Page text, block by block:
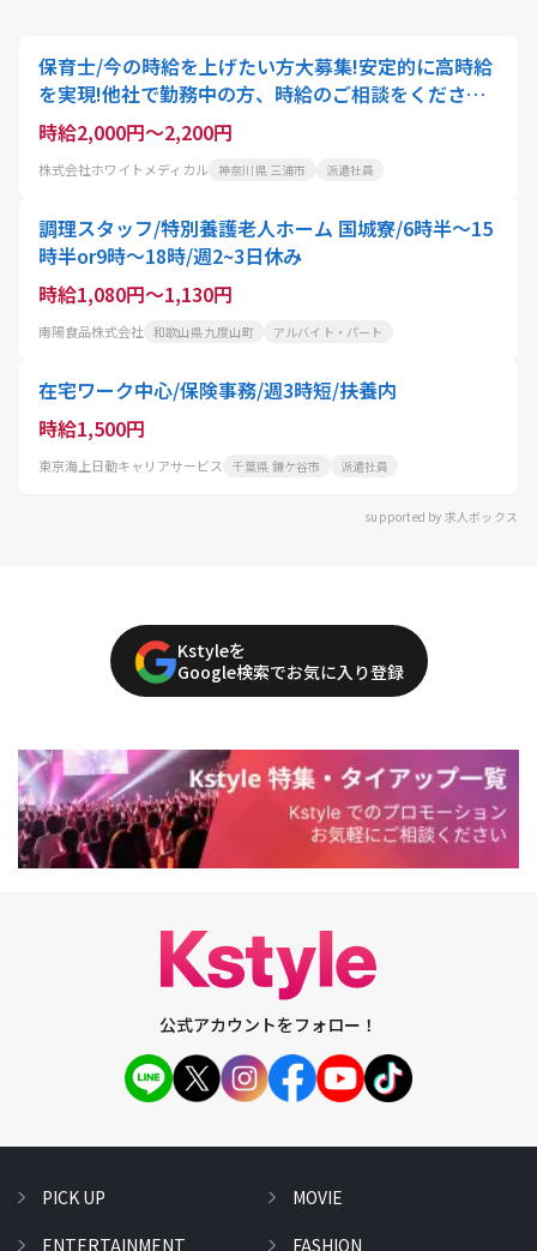
保育士/今の時給を上げたい方大募集!安定的に高時給
を実現!他社で勤務中の方、時給のご相談をください!/
副業OK/扶養内OK
時給2,000円～2,200円
株式会社ホワイトメディカル 神奈川県 三浦市 派遣社員
調理スタッフ/特別養護老人ホーム 国城寮/6時半～15
時半or9時～18時/週2~3日休み
時給1,080円～1,130円
南陽食品株式会社 和歌山県 九度山町 アルバイト・パート
在宅ワーク中心/保険事務/週3時短/扶養内
時給1,500円
東京海上日動キャリアサービス 千葉県 鎌ケ谷市 派遣社員
supported by 求人ボックス
Kstyleを
Google検索でお気に入り登録
公式アカウントをフォロー！
PICK UP
ENTERTAINMENT
MOVIE
FASHION